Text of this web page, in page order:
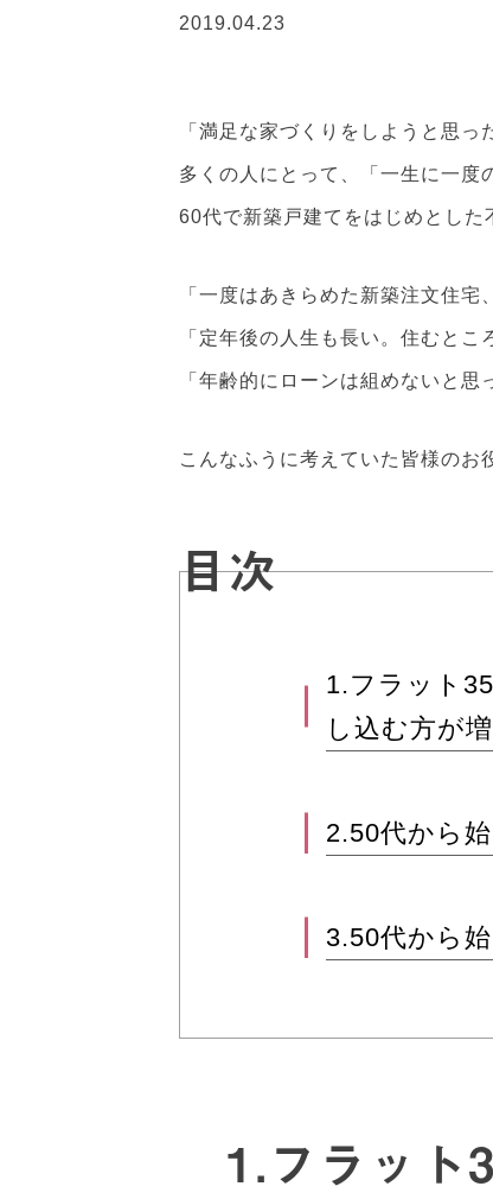
2019.04.23
「満足な家づくりをしようと思
多くの人にとって、「一生に一度
60代で新築戸建てをはじめとした
「一度はあきらめた新築注文住宅
「定年後の人生も長い。住むとこ
「年齢的にローンは組めないと思
こんなふうに考えていた皆様のお
目次
1.フラット
し込む方が
2.50代から
3.50代から
1.フラット